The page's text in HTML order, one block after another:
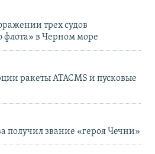
трех судов
флота» в Черном море
ракеты ATACMS и пусковые
получил звание «героя Чечни»